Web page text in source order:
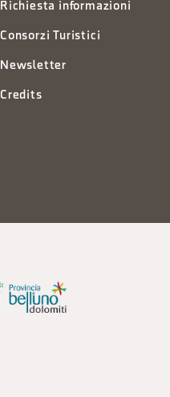
Richiesta informazioni
Consorzi Turistici
Newsletter
Credits